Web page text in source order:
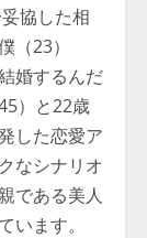
協した相
（23）
婚するんだ
）と22歳
した恋愛ア
なシナリオ
である美人
います。